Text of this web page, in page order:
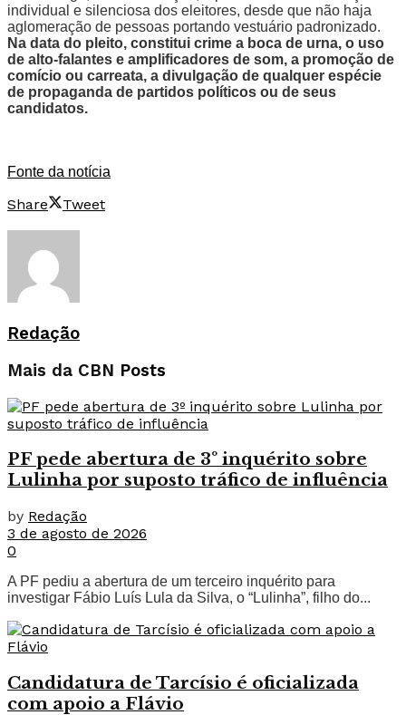
individual e silenciosa dos eleitores, desde que não haja
aglomeração de pessoas portando vestuário padronizado.
Na data do pleito, constitui crime a boca de urna, o uso
de alto-falantes e amplificadores de som, a promoção de
comício ou carreata, a divulgação de qualquer espécie
de propaganda de partidos políticos ou de seus
candidatos.
Fonte da notícia
Share Tweet
Redação
Mais da CBN Posts
PF pede abertura de 3º inquérito sobre
Lulinha por suposto tráfico de influência
by Redação
3 de agosto de 2026
0
A PF pediu a abertura de um terceiro inquérito para
investigar Fábio Luís Lula da Silva, o “Lulinha”, filho do...
Candidatura de Tarcísio é oficializada
com apoio a Flávio